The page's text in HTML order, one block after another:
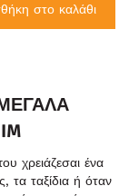
στο καλάθι
χρειάζεσαι ένα
τα ταξίδια ή όταν